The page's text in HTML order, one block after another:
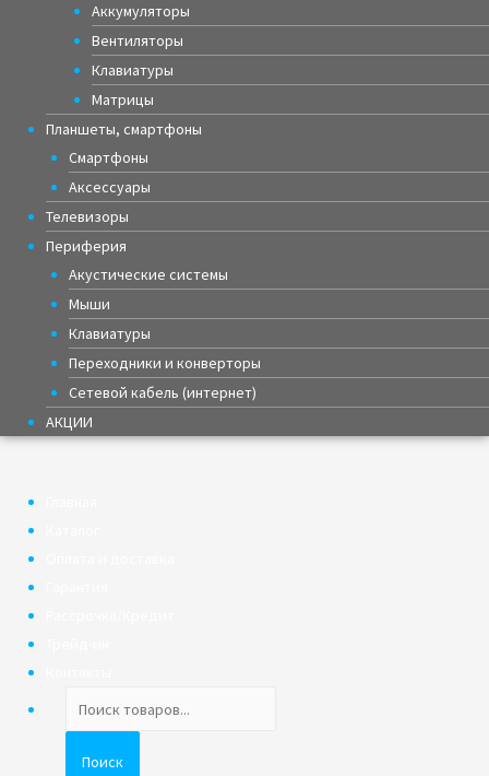
Аккумуляторы
Вентиляторы
Клавиатуры
Матрицы
Планшеты, смартфоны
Смартфоны
Аксессуары
Телевизоры
Периферия
Акустические системы
Мыши
Клавиатуры
Переходники и конверторы
Сетевой кабель (интернет)
АКЦИИ
товаров
Поиск